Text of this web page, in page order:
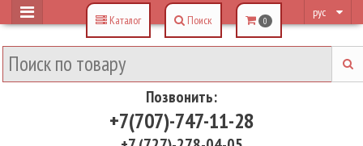
рус
Позвонить:
+7(707)-747-11-28
Каталог Поиск 0